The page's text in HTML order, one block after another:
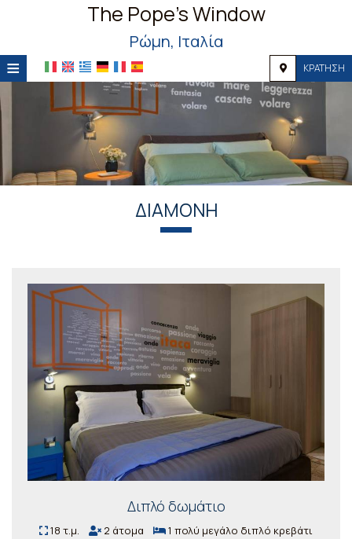
The Pope's Window
Ρώμη, Ιταλία
≡ ΚΡΆΤΗΣΗ
HOME
ΤΟΠΟΘΕΣΊΑ
ΔΙΑΜΟΝΉ
ΦΩΤΟΓΡΑΦΊΕΣ
ΕΠΙΚΟΙΝΩΝΊΑ
ΔΙΑΜΟΝΉ
Διπλό δωμάτιο
18 τ.μ. 2 άτομα 1 πολύ μεγάλο διπλό κρεβάτι